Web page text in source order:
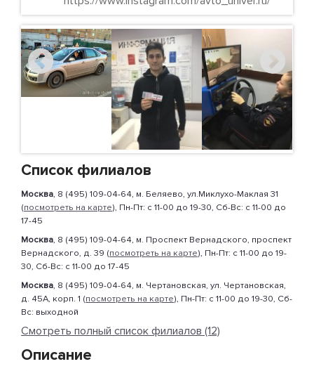
Список филиалов
Москва, 8 (495) 109-04-64, м. Беляево, ул.Миклухо-Маклая 31
(посмотреть на карте), Пн-Пт: с 11-00 до 19-30, Сб-Вс: с 11-00 до
17-45
Москва, 8 (495) 109-04-64, м. Проспект Вернадского, проспект
Вернадского, д. 39 (посмотреть на карте), Пн-Пт: с 11-00 до 19-
30, Сб-Вс: с 11-00 до 17-45
Москва, 8 (495) 109-04-64, м. Чертановская, ул. Чертановская,
д. 45А, корп. 1 (посмотреть на карте), Пн-Пт: с 11-00 до 19-30, Сб-
Вс: выходной
Смотреть полный список филиалов (12)
Описание